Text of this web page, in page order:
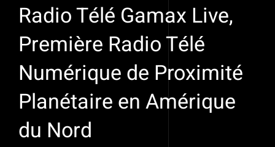
Radio Télé Gamax Live,
Première Radio Télé
Numérique de Proximité
Planétaire en Amérique
du Nord